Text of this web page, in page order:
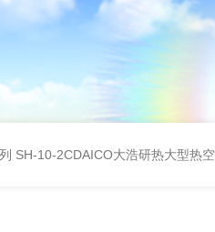
SH-10-2CDAICO大浩研热大型热